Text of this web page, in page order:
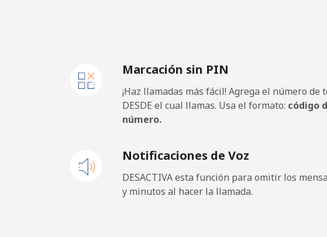
Celular
Ghana
Celular
Gibraltar
Marcación sin PIN
¡Haz llamadas más fácil! Agrega el número de
DESDE el cual llamas. Usa el formato: código
número.
Notificaciones de Voz
DESACTIVA esta función para omitir los
y minutos al hacer la llamada.